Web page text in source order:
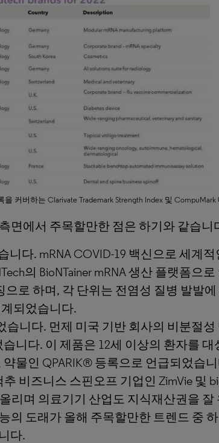
커버하는 Clarivate Trademark Strength Index 및 CompuMark
면에서 주목할만한 점은 하기와 같습니
니다. mRNA COVID-19 백신으로 세계
의 BioNTainer mRNA 생산 플랫폼으
으로 하며, 각 단위는 전염성 질병 발발
되었습니다.
습니다. 먼제 미국 기반 회사의 비분절
습니다. 이 제품은 12세 이상의 환자를
물인 QPARIK® 등록으로 언급되었습
추 비즈니스 스핀오프 기업인 ZimVie 및
리며 의료기기 산업도 지식재산권을
의 도래가 올해 주목할만한 트렌드 중
다.